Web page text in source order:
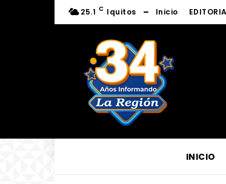
25.1 C Iquitos Inicio
INICIO